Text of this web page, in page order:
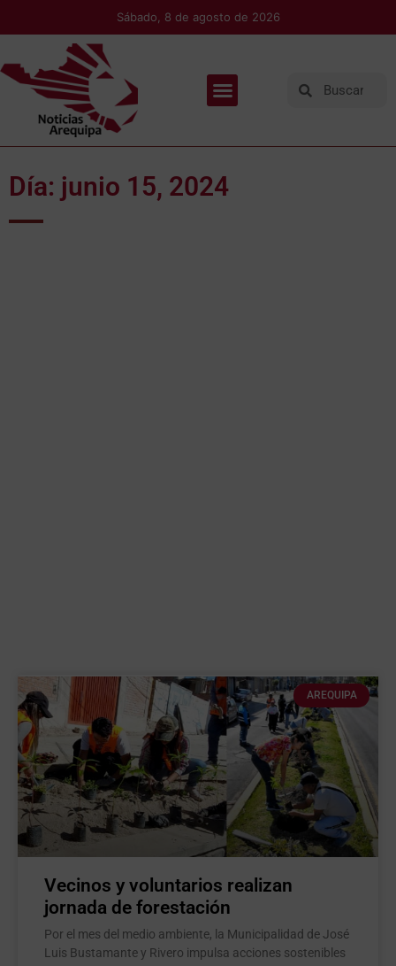
Sábado, 8 de agosto de 2026
Día: junio 15, 2024
AREQUIPA
Vecinos y voluntarios realizan
jornada de forestación
Por el mes del medio ambiente, la Municipalidad de José
Luis Bustamante y Rivero impulsa acciones sostenibles